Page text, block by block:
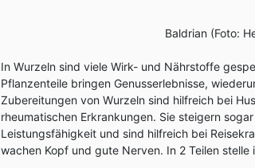
Baldrian (Foto:
In Wurzeln sind viele Wirk- und Nährstoffe
Pflanzenteile bringen Genusserlebnisse,
Zubereitungen von Wurzeln sind hilfreich bei
rheumatischen Erkrankungen. Sie steigern
Leistungsfähigkeit und sind hilfreich bei
wachen Kopf und gute Nerven. In 2 Teilen